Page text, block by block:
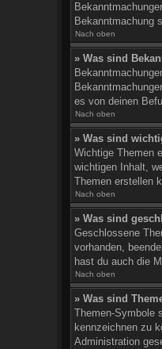
Bekanntmachung
Nach oben
» Was sind
es von deinen
Nach oben
» Was sind
Wichtige Themen
wichtigen Inhalt,
Themen erstellen
Nach oben
» Was sind
Geschlossene
vorhanden,
hast du auch die
Nach oben
» Was sind
Themen-Symbole
kennzeichnen zu
Administration